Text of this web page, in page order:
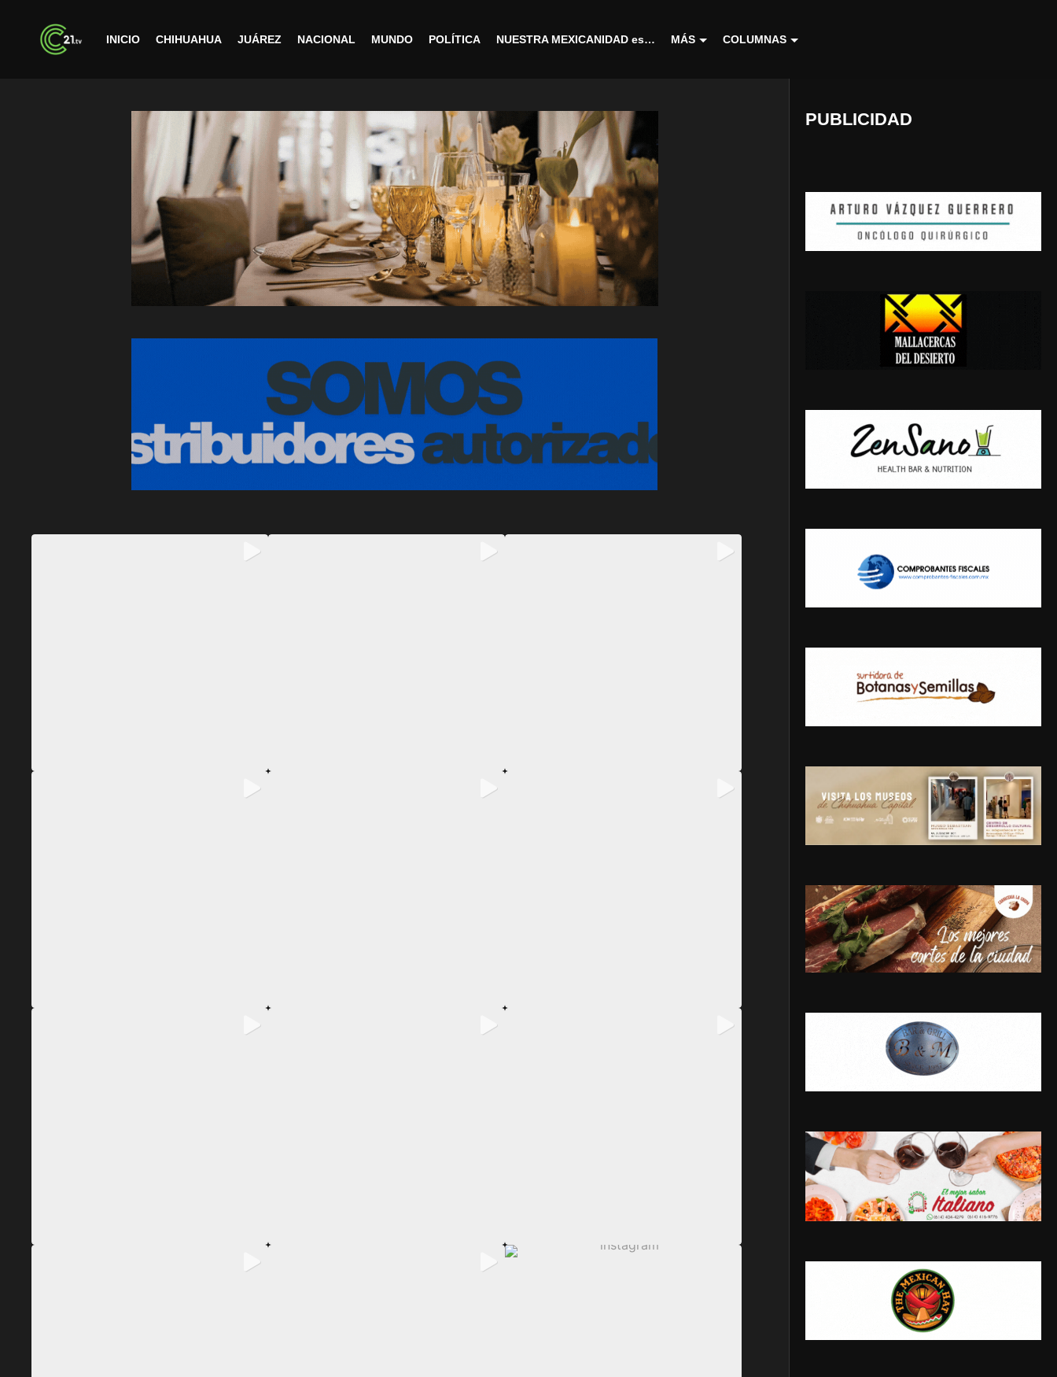
INICIO CHIHUAHUA JUÁREZ NACIONAL MUNDO POLÍTICA NUESTRA MEXICANIDAD es… MÁS COLUMNAS
PUBLICIDAD